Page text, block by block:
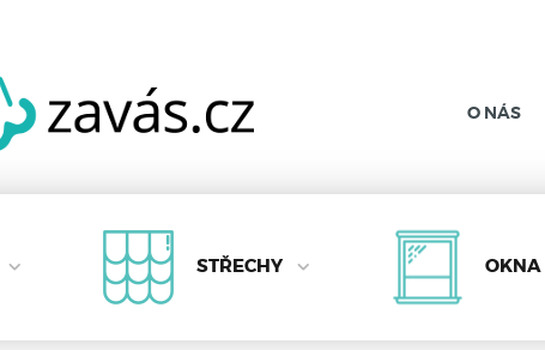
O NÁS
STŘECHY OKNA